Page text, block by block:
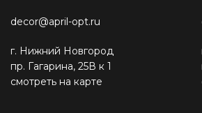
decor@april-opt.ru
г. Нижний Новгород
пр. Гагарина, 25В к 1
смотреть на карте